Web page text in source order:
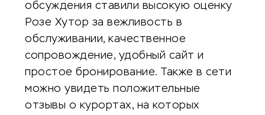
обсуждения ставили высокую оценку
Розе Хутор за вежливость в
обслуживании, качественное
сопровождение, удобный сайт и
простое бронирование. Также в сети
можно увидеть положительные
отзывы о курортах, на которых